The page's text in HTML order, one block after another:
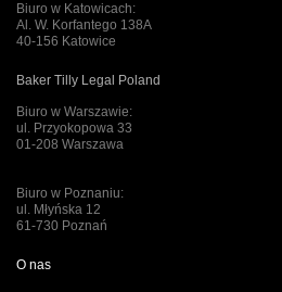
Biuro w Katowicach:
Al. W. Korfantego 138A
40-156 Katowice
Baker Tilly Legal Poland
Biuro w Warszawie:
ul. Przyokopowa 33
01-208 Warszawa
Biuro w Poznaniu:
ul. Młyńska 12
61-730 Poznań
O nas